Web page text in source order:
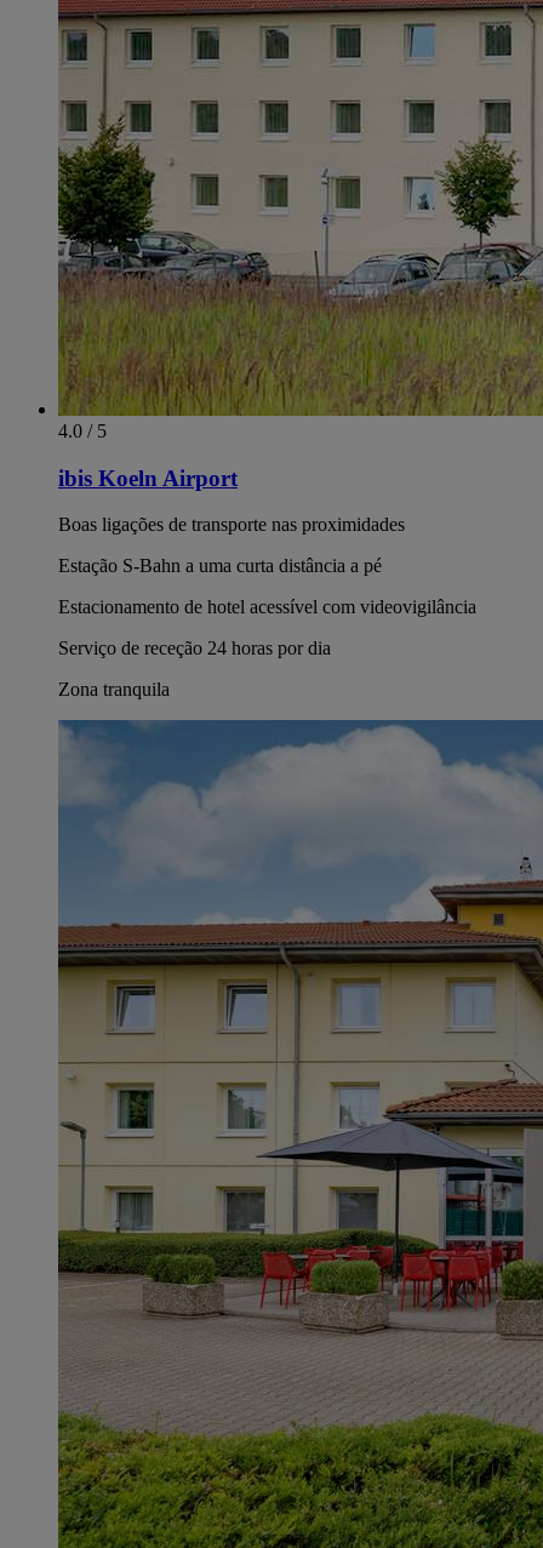
4.0 / 5
ibis Koeln Airport
Boas ligações de transporte nas proximidades
Estação S-Bahn a uma curta distância a pé
Estacionamento de hotel acessível com videovigilância
Serviço de receção 24 horas por dia
Zona tranquila